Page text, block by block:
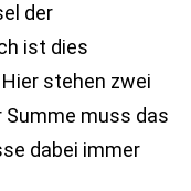
der
ist dies
stehen zwei
Summe muss das
dabei immer